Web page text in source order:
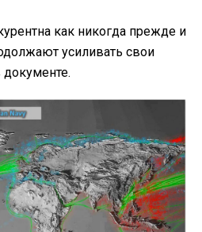
как никогда прежде и
усиливать свои
документе.